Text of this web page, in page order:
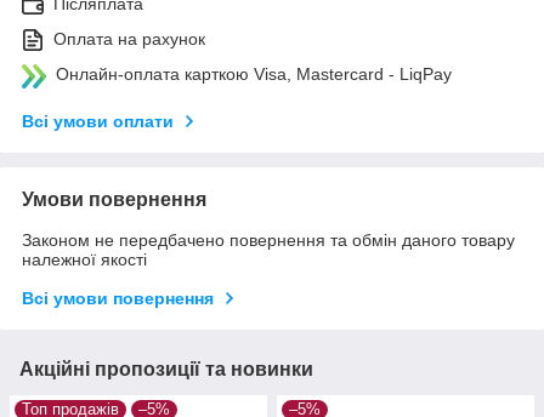
Післяплата
Оплата на рахунок
Онлайн-оплата карткою Visa, Mastercard - LiqPay
Всі умови оплати
Умови повернення
Законом не передбачено повернення та обмін даного товару
належної якості
Всі умови повернення
Акційні пропозиції та новинки
Топ продажів –5% –5%